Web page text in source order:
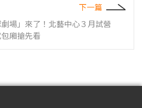
下一篇
場」來了！北藝中心３月試營
廂搶先看